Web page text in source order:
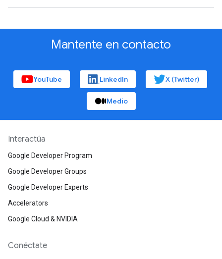
Mantente en contacto
YouTube LinkedIn X (Twitter)
Medio
Interactúa
Google Developer Program
Google Developer Groups
Google Developer Experts
Accelerators
Google Cloud & NVIDIA
Conéctate